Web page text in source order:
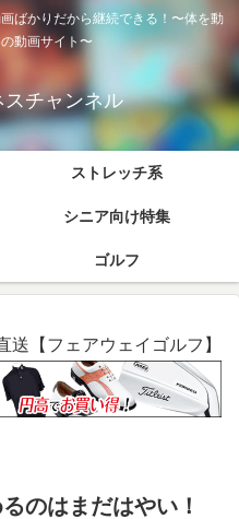
ばかりだから継続できる！〜体を動
動画サイト〜
チャンネル
ストレッチ系
シニア向け特集
ゴルフ
【フェアウェイゴルフ】
のはまだはやい！